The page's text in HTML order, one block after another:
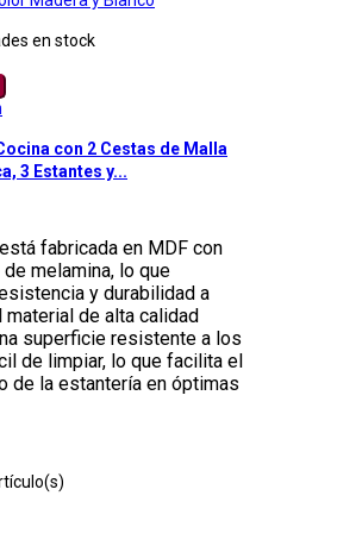
en stock
con 2 Cestas de Malla
3 Estantes y...
fabricada en MDF con
melamina, lo que
y durabilidad a
material de alta calidad
superficie resistente a los
de limpiar, lo que facilita el
de la estantería en óptimas